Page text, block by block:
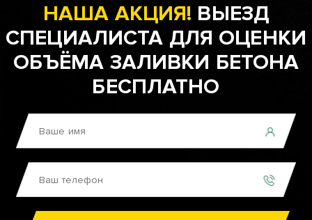
НАША АКЦИЯ! ВЫЕЗД
СПЕЦИАЛИСТА ДЛЯ ОЦЕНКИ
ОБЪЁМА ЗАЛИВКИ БЕТОНА
БЕСПЛАТНО